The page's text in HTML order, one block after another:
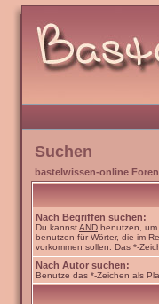
Suchen
bastelwissen-online
Nach Begriffen suchen:
Du kannstAND benutzen, um
benutzen für Wörter, die im
vorkommen sollen. Das *-
Nach Autor suchen:
Benutze das *-Zeichen als